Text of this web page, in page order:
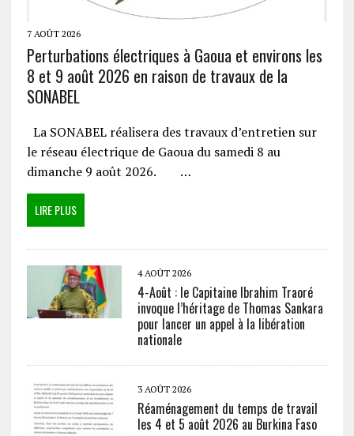
7 AOÛT 2026
Perturbations électriques à Gaoua et environs les
8 et 9 août 2026 en raison de travaux de la
SONABEL
La SONABEL réalisera des travaux d’entretien sur
le réseau électrique de Gaoua du samedi 8 au
dimanche 9 août 2026. …
LIRE PLUS
4 AOÛT 2026
4-Août : le Capitaine Ibrahim Traoré
invoque l’héritage de Thomas Sankara
pour lancer un appel à la libération
nationale
3 AOÛT 2026
Réaménagement du temps de travail
les 4 et 5 août 2026 au Burkina Faso